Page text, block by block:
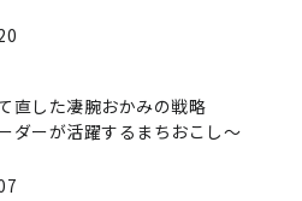
直した凄腕おかみの戦略
ダーが活躍するまちおこし〜